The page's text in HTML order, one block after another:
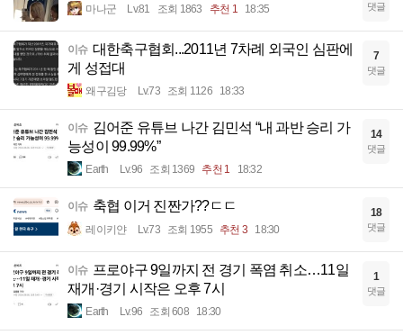
마나군 Lv.81 조회 1863 추천 1 18:35 댓글
이슈 대한축구협회...2011년 7차례 외국인 심판에
게 성접대
왜구김당 Lv.73 조회 1126 18:33
7
댓글
이슈 김어준 유튜브 나간 김민석 “내 과반 승리 가
능성이 99.99%”
Earth Lv.96 조회 1369 추천 1 18:32
14
댓글
이슈 축협 이거 진짠가??ㄷㄷ
레이키얀 Lv.73 조회 1955 추천 3 18:30
18
댓글
이슈 프로야구 9일까지 전 경기 폭염 취소…11일
재개·경기 시작은 오후 7시
Earth Lv.96 조회 608 18:30
1
댓글